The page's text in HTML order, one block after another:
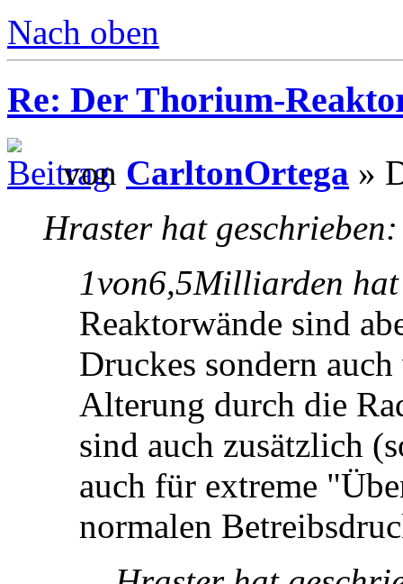
Nach oben
Re: Der Thorium-
von CarltonOrtega »
Hraster hat geschrieben:
1von6,5Milliarden
Reaktorwände sind
Druckes sondern
Alterung durch die
sind auch zusätzlich
auch für extreme
normalen